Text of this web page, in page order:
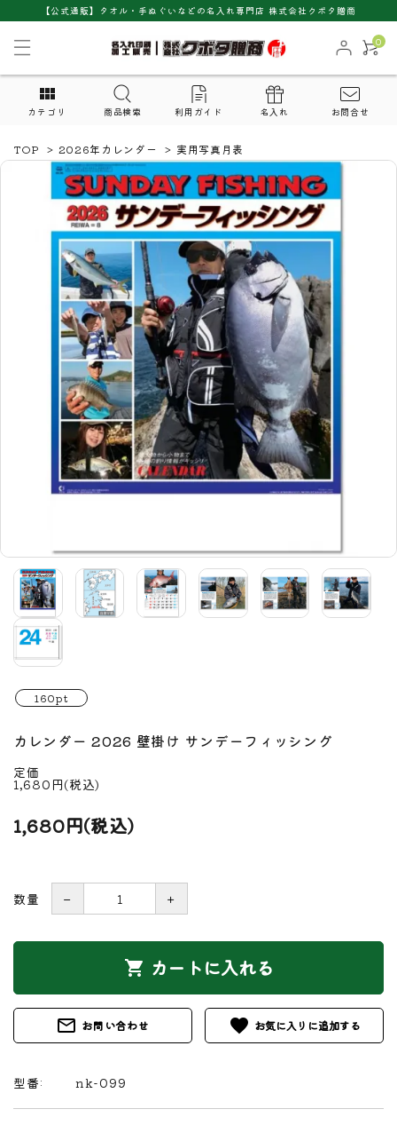
【公式通販】タオル・手ぬぐいなどの名入れ専門店 株式会社クボタ贈商
0
カテゴリ 商品検索 利用ガイド 名入れ お問合せ
TOP > 2026年カレンダー > 実用写真月表
160pt
カレンダー 2026 壁掛け サンデーフィッシング
定価
1,680円(税込)
1,680円(税込)
数量 － ＋
shopping_cart カートに入れる
mail_outline お問い合わせ favorite
型番: nk-099